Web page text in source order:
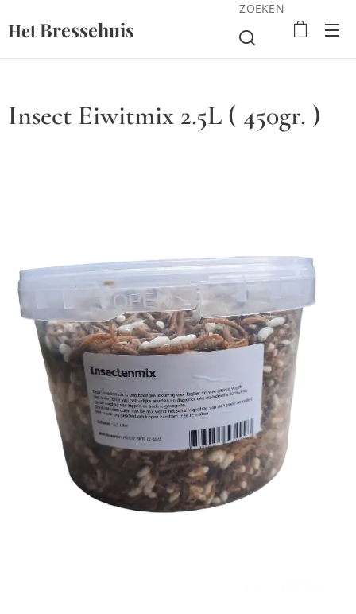
HetBressehuis
ZOEKEN
Insect Eiwitmix 2.5L ( 450gr. )